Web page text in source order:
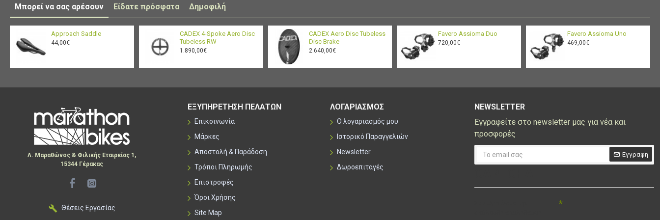
Μπορεί να σας αρέσουν Είδατε πρόσφατα Δημοφιλή
Approach Saddle
44,00€
CADEX 4-Spoke Aero Disc
Tubeless RW
1.890,00€
CADEX Aero Disc Tubeless
Disc Brake
2.640,00€
Favero Assioma Duo
720,00€
Favero Assioma Uno
469,00€
Λ. Μαραθώνος & Φιλικής Εταιρείας 1,
15344 Γέρακας
Θέσεις Εργασίας
ΕΞΥΠΗΡΕΤΗΣΗ ΠΕΛΑΤΩΝ
Επικοινωνία
Μάρκες
Αποστολή & Παράδοση
Τρόποι Πληρωμής
Επιστροφές
Όροι Χρήσης
Site Map
ΛΟΓΑΡΙΑΣΜΟΣ
Ο λογαριασμός μου
Ιστορικό Παραγγελιών
Newsletter
Δωροεπιταγές
NEWSLETTER
Εγγραφείτε στο newsletter μας για νέα και
προσφορές
Εγγραφη